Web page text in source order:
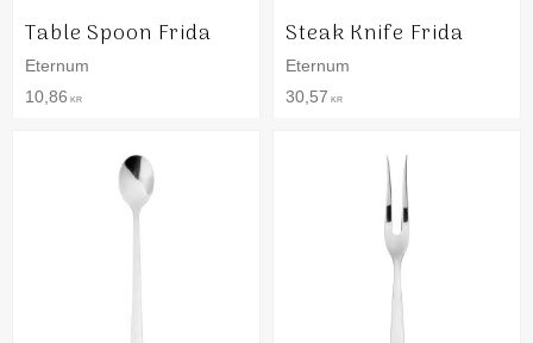
Table Spoon Frida
Eternum
10,86 KR
Steak Knife Frida
Eternum
30,57 KR